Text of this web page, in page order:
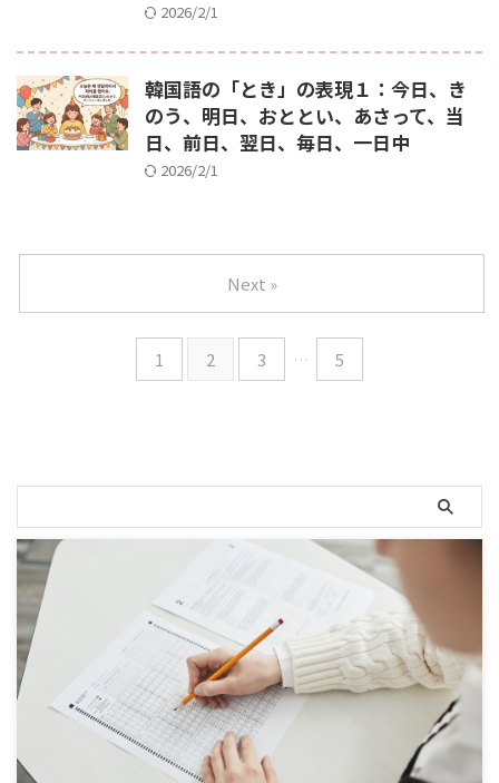
2026/2/1
韓国語の「とき」の表現１：今日、き
のう、明日、おととい、あさって、当
日、前日、翌日、毎日、一日中
2026/2/1
1 2 3 … 5
Next »